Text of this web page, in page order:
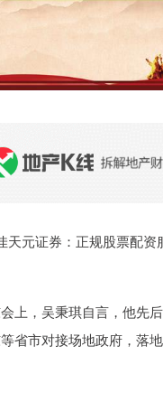
天元证券：正规股票配资
，吴秉琪自言，他先后
省市对接场地政府，落